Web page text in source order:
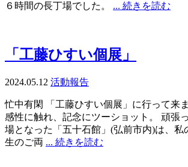
６時間の長丁場でした。 ... 続きを読む
「工藤ひすい個展」
2024.05.12 活動報告
忙中有閑 「工藤ひすい個展」に行って来
感性に触れ、記念にツーショット。 頑張
場となった「五十石館」(弘前市内)は、私
生のご両 ... 続きを読む